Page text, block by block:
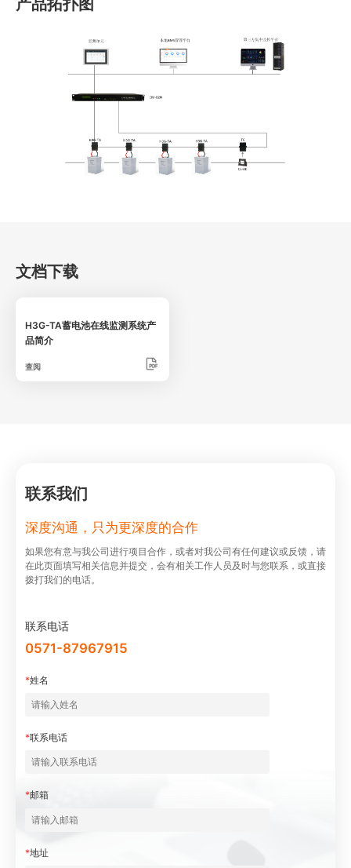
产品拓扑图
文档下载
H3G-TA蓄电池在线监测系统产
品简介
查阅
联系我们
深度沟通，只为更深度的合作
如果您有意与我公司进⾏项⽬合作，或者对我公司有任何建议或反馈，请
在此⻚⾯填写相关信息并提交，会有相关⼯作⼈员及时与您联系，或直接
拨打我们的电话。
联系电话
0571-87967915
*姓名
*联系电话
*邮箱
*地址